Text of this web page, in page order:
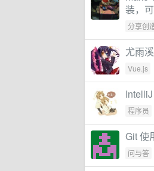
装，
分享创
尤雨
Vue.js
程序员
Git 使
问与答